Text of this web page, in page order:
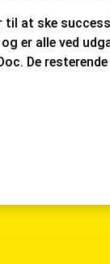
at ske
er alle ved
De